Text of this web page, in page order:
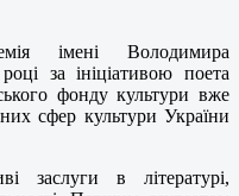
імені Володимира
за ініціативою поета
фонду культури вже
сфер культури України
заслуги в літературі,